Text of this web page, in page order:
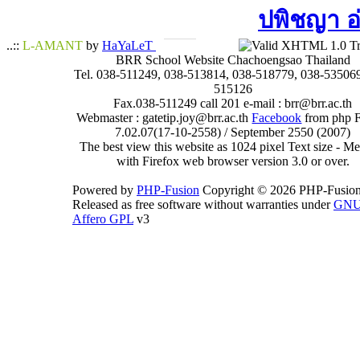
ปพิชญา​ อ่
..:: L-AMANT by HaYaLeT
BRR School Website Chachoengsao Thailand
Tel. 038-511249, 038-513814, 038-518779, 038-
515126
Fax.038-511249 call 201 e-mail : brr@brr.ac.th
Webmaster : gatetip.joy@brr.ac.thFacebook from php
7.02.07(17-10-2558) / September 2550 (2007)
The best view this website as 1024 pixel Text size -
with Firefox web browser version 3.0 or over.
Powered by PHP-Fusion Copyright © 2026 PHP-
Released as free software without warranties under
Affero GPL v3